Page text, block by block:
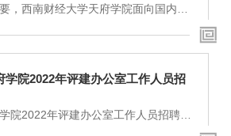
年以上相关专业工作经验、有优秀的
，西南财经大学天府学院面向国内外
都东区和成都西区四大校区，占地面
有在校学生20800名。绵阳校区坐落
车单程约40分钟单程）；德阳校区位
公路出口附近，距省会成都市1小时车
钟）；成...
学院2022年评建办公室工作人员招
院2022年评建办公室工作人员招聘公